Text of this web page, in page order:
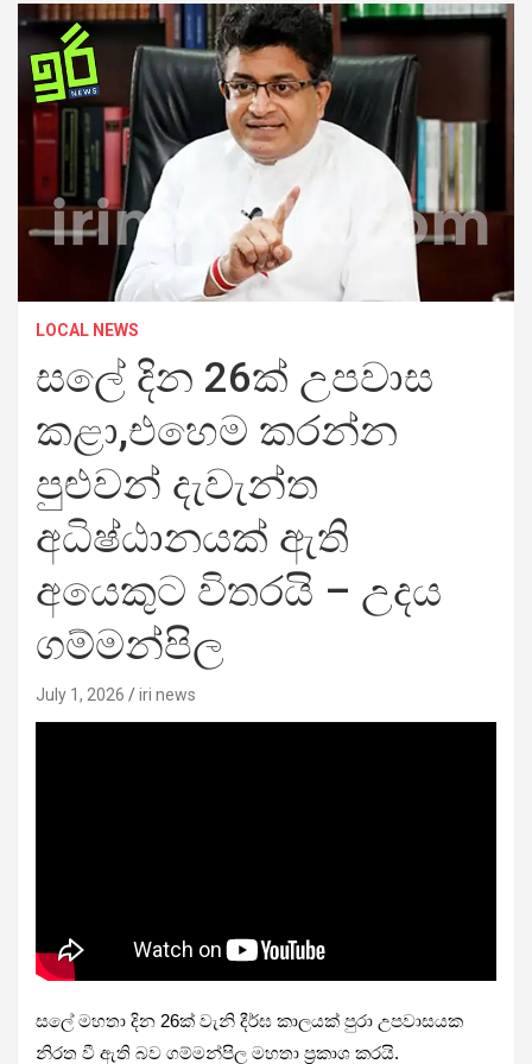
LOCAL NEWS
සලේ දින 26ක් උපවාස
කළා,එහෙම කරන්න
පුළුවන් දැවැන්ත
අධිෂ්ඨානයක් ඇති
අයෙකුට විතරයි – උදය
ගම්මන්පිල
July 1, 2026 iri news
සලේ මහතා දින 26ක් වැනි දීර්ඝ කාලයක් පුරා උපවාසයක
නිරත වී ඇති බව ගම්මන්පිල මහතා ප්‍රකාශ කරයි.